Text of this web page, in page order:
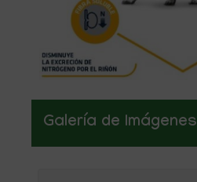
Galería de Imágenes